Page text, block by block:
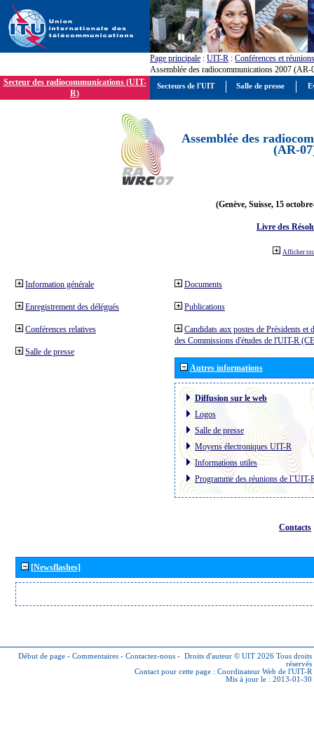
Page principale : UIT-R : Conférences et réunions
Assemblée des radiocommunications 2007 (AR-
Secteur des radiocommunications (UIT-
R)
Assemblée des
(AR-
(Genève, Suisse, 15
Livre des
Afficher
Information générale
Enregistrement des délégués
Conférences relatives
Salle de presse
Documents
Publications
Candidats aux postes de Présidents et
des Commissions d'études de l'UIT-R
Autres informations
Diffusion sur le web
Logos
Salle de presse
Moyens électroniques UIT-R
Informations utiles
Programme des réunions de l´UIT-
Contacts
[Newsflashes]
Début de page - Commentaires - Contactez-nous - Droits d'auteur © UIT 2026 Tous droits
réservés
Contact pour cette page : Coordinateur Web de l'UIT-R
Mis à jour le : 2013-01-30
Secteurs de l'UIT Salle de presse